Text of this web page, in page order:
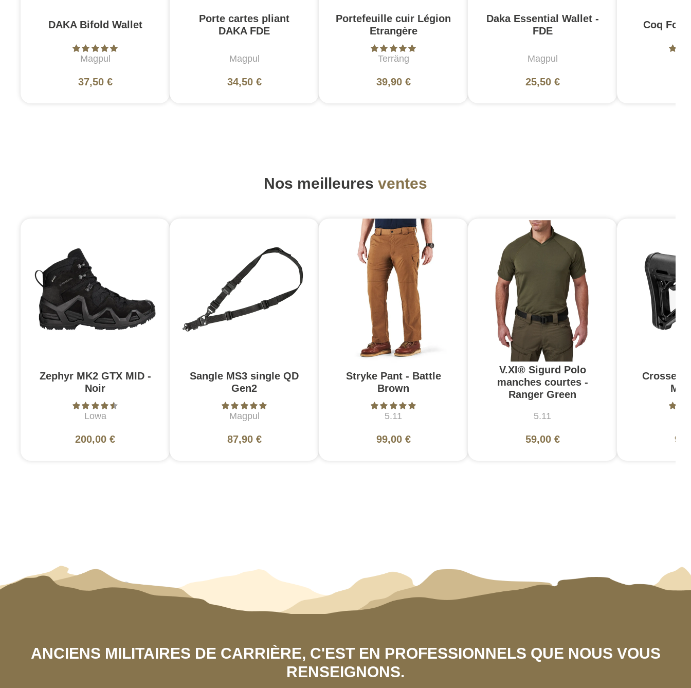
DAKA Bifold Wallet
Magpul
37,50 €
Porte cartes pliant
DAKA FDE
Magpul
34,50 €
Portefeuille cuir Légion
Etrangère
Terräng
39,90 €
Daka Essential Wallet -
FDE
Magpul
25,50 €
Coq
Nos meilleures ventes
Zephyr MK2 GTX MID -
Noir
Lowa
200,00 €
Sangle MS3 single QD
Gen2
Magpul
87,90 €
Stryke Pant - Battle
Brown
5.11
99,00 €
V.XI® Sigurd Polo
manches courtes -
Ranger Green
5.11
59,00 €
Crosse
Mil-
ANCIENS MILITAIRES DE CARRIÈRE, C'EST EN PROFESSIONNELS QUE NOUS VOUS
RENSEIGNONS.